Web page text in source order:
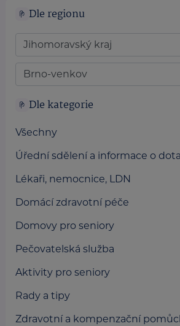
Dle regionu
Dle kategorie
Všechny
Úřední sdělení a informace o
Lékaři, nemocnice, LDN
Domácí zdravotní péče
Domovy pro seniory
Pečovatelská služba
Aktivity pro seniory
Rady a tipy
Zdravotní a kompenzační